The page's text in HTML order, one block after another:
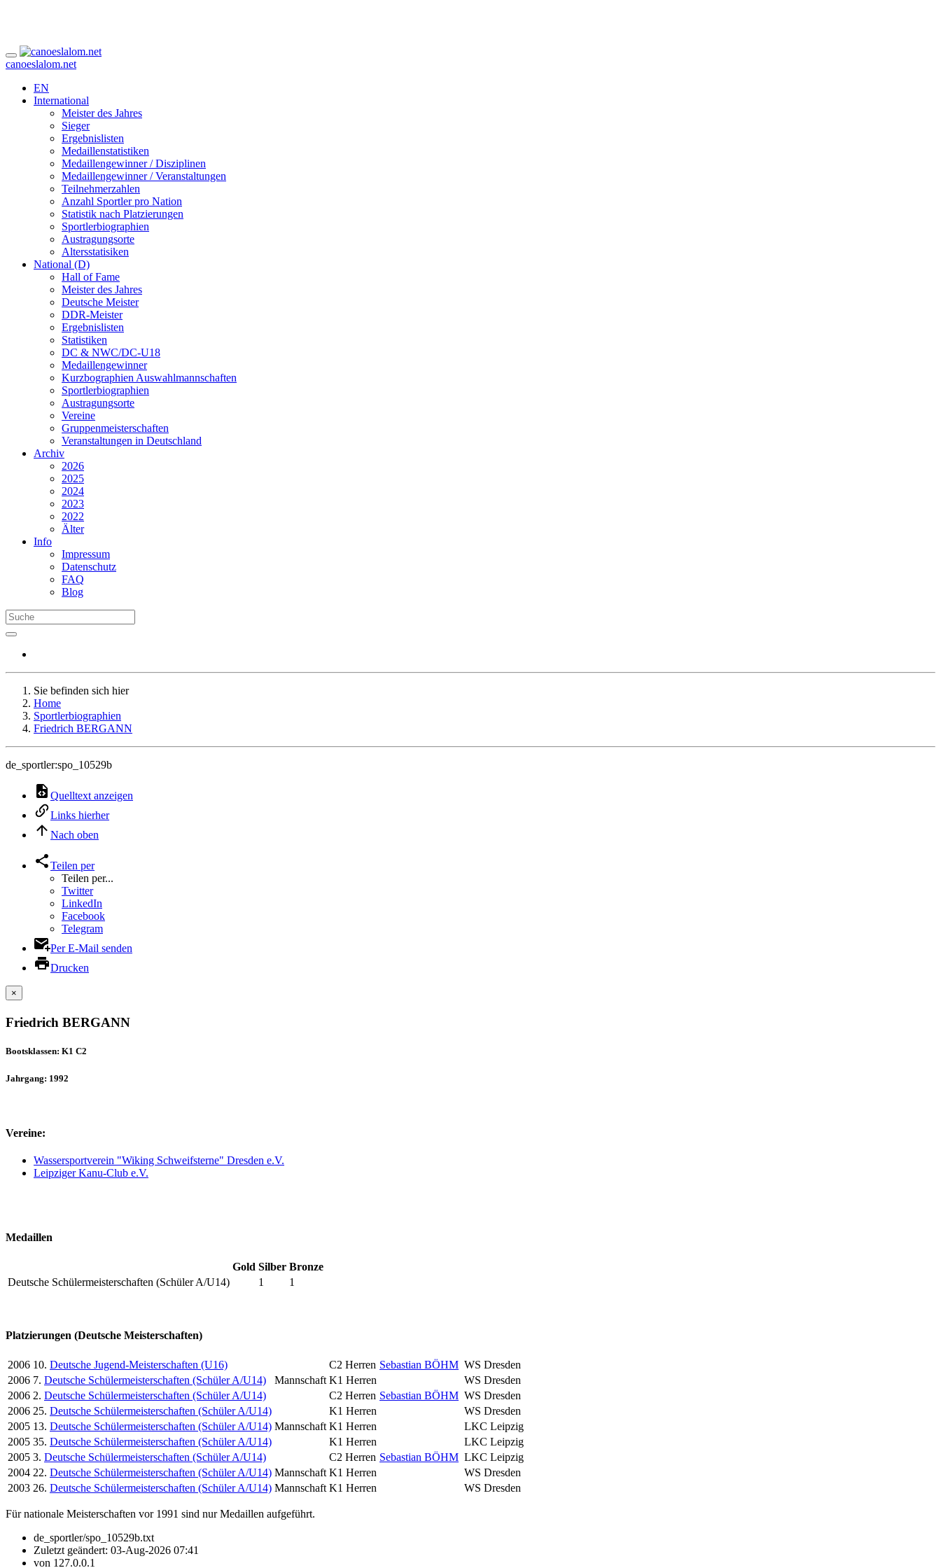
canoeslalom.net
EN
International
Meister des Jahres
Sieger
Ergebnislisten
Medaillenstatistiken
Medaillengewinner / Disziplinen
Medaillengewinner / Veranstaltungen
Teilnehmerzahlen
Anzahl Sportler pro Nation
Statistik nach Platzierungen
Sportlerbiographien
Austragungsorte
Altersstatisiken
National (D)
Hall of Fame
Meister des Jahres
Deutsche Meister
DDR-Meister
Ergebnislisten
Statistiken
DC & NWC/DC-U18
Medaillengewinner
Kurzbographien Auswahlmannschaften
Sportlerbiographien
Austragungsorte
Vereine
Gruppenmeisterschaften
Veranstaltungen in Deutschland
Archiv
2026
2025
2024
2023
2022
Älter
Info
Impressum
Datenschutz
FAQ
Blog
Sie befinden sich hier
Home
Sportlerbiographien
Friedrich BERGANN
de_sportler:spo_10529b
Quelltext anzeigen
Links hierher
Nach oben
Teilen per
Teilen per...
Twitter
LinkedIn
Facebook
Telegram
Per E-Mail senden
Drucken
×
Friedrich BERGANN
Bootsklassen: K1 C2
Jahrgang: 1992
Vereine:
Wassersportverein "Wiking Schweifsterne" Dresden e.V.
Leipziger Kanu-Club e.V.
Medaillen
Gold Silber Bronze
Deutsche Schülermeisterschaften (Schüler A/U14)
1 1
Platzierungen (Deutsche Meisterschaften)
2006 10. Deutsche Jugend-Meisterschaften (U16) C2 Herren Sebastian BÖHM WS Dresden
2006 7. Deutsche Schülermeisterschaften (Schüler A/U14) Mannschaft K1 Herren
WS Dresden
2006 2. Deutsche Schülermeisterschaften (Schüler A/U14) C2 Herren Sebastian BÖHM WS Dresden
2006 25. Deutsche Schülermeisterschaften (Schüler A/U14) K1 Herren
WS Dresden
2005 13. Deutsche Schülermeisterschaften (Schüler A/U14) Mannschaft K1 Herren
LKC Leipzig
2005 35. Deutsche Schülermeisterschaften (Schüler A/U14) K1 Herren
LKC Leipzig
2005 3. Deutsche Schülermeisterschaften (Schüler A/U14) C2 Herren Sebastian BÖHM LKC Leipzig
2004 22. Deutsche Schülermeisterschaften (Schüler A/U14) Mannschaft K1 Herren
WS Dresden
2003 26. Deutsche Schülermeisterschaften (Schüler A/U14) Mannschaft K1 Herren WS Dresden
Für nationale Meisterschaften vor 1991 sind nur Medaillen aufgeführt.
de_sportler/spo_10529b.txt
Zuletzt geändert: 03-Aug-2026 07:41
von 127.0.0.1